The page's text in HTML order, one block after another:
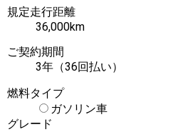
規定走行距離
36,000km
ご契約期間
3年（36回払い）
燃料タイプ
ガソリン車
グレード